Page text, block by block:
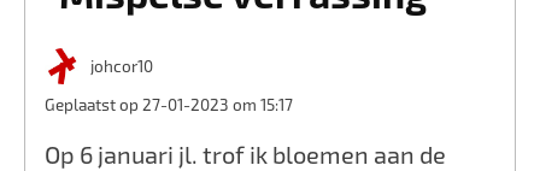
johcor10
Geplaatst op 27-01-2023 om 15:17
Op 6 januari jl. trof ik bloemen aan de